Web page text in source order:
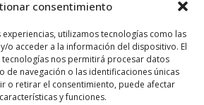
consentimiento
utilizamos tecnologías como las
o acceder a la información del dispositivo. El
nos permitirá procesar datos
de navegación o las identificaciones únicas
o retirar el consentimiento, puede afectar
y funciones.
mis nietos en los columpios, mi nieto y
,ya OS podéis imaginar el resultado, se
muy muy mala persona llevar a su
CACAS a un parque infantil,!!!!!! el
el culpable es su dueño!!!!! Pobre
un dueño tan malo !!!!!!!